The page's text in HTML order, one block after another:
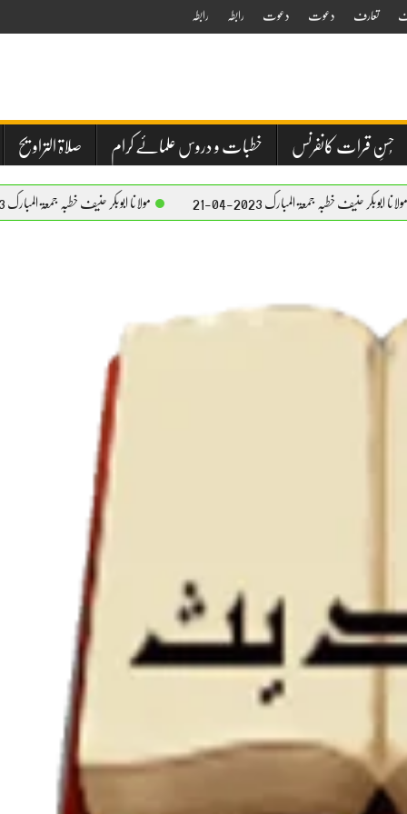
تعارف دعوت دعوت رابطہ رابطہ
حُسنِ قرات کانفرنس خطبات و دروس علمائے کرام صلاۃ التراویح
جمعۃ المبارک 2023-04-21 مولانا ابوبکر حنیف خطبہ جمعۃ المبارک 2023-04-21